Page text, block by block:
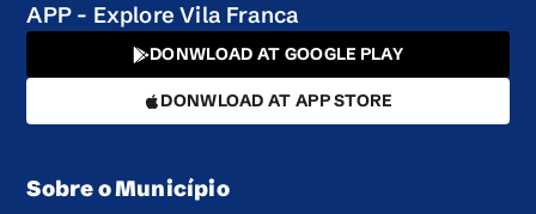
APP - Explore Vila Franca
DONWLOAD AT GOOGLE PLAY
DONWLOAD AT APP STORE
Sobre o Município